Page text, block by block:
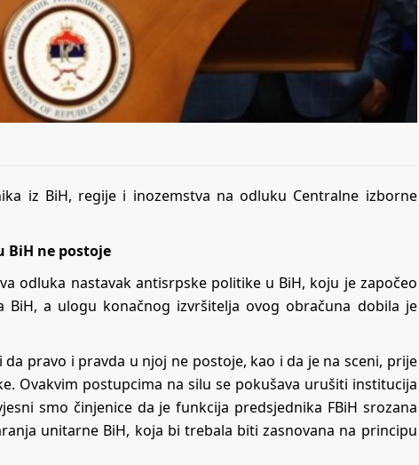
iz BiH, regije i inozemstva na odluku Centralne izborne
BiH ne postoje
odluka nastavak antisrpske politike u BiH, koju je započeo
BiH, a ulogu konačnog izvršitelja ovog obračuna dobila je
pravo i pravda u njoj ne postoje, kao i da je na sceni, prije
Ovakvim postupcima na silu se pokušava urušiti institucija
smo činjenice da je funkcija predsjednika FBiH srozana
unitarne BiH, koja bi trebala biti zasnovana na principu